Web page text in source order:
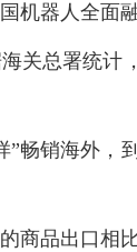
机器人全面
关总署统计
畅销海外
商品出口相